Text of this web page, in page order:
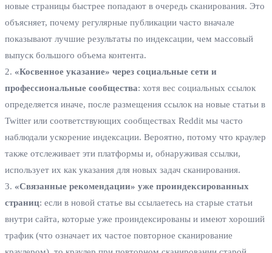
новые страницы быстрее попадают в очередь сканирования. Это
объясняет, почему регулярные публикации часто вначале
показывают лучшие результаты по индексации, чем массовый
выпуск большого объема контента.
2. «Косвенное указание» через социальные сети и
профессиональные сообщества: хотя вес социальных ссылок
определяется иначе, после размещения ссылок на новые статьи в
Twitter или соответствующих сообществах Reddit мы часто
наблюдали ускорение индексации. Вероятно, потому что краулер
также отслеживает эти платформы и, обнаруживая ссылки,
использует их как указания для новых задач сканирования.
3. «Связанные рекомендации» уже проиндексированных
страниц: если в новой статье вы ссылаетесь на старые статьи
внутри сайта, которые уже проиндексированы и имеют хороший
трафик (что означает их частое повторное сканирование